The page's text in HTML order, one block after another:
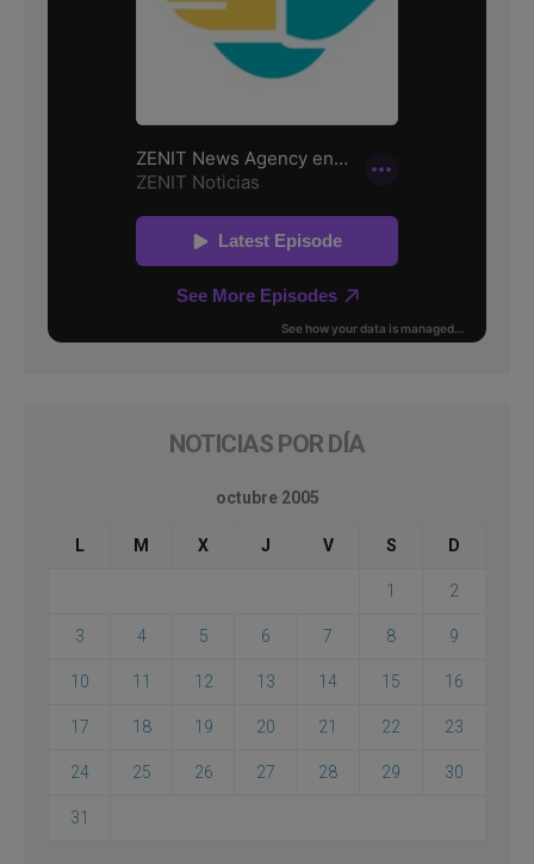
NOTICIAS POR DÍA
octubre 2005
L M X J V S D
1 2
3 4 5 6 7 8 9
10 11 12 13 14 15 16
17 18 19 20 21 22 23
24 25 26 27 28 29 30
31